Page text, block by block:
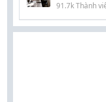
91.7k Thành